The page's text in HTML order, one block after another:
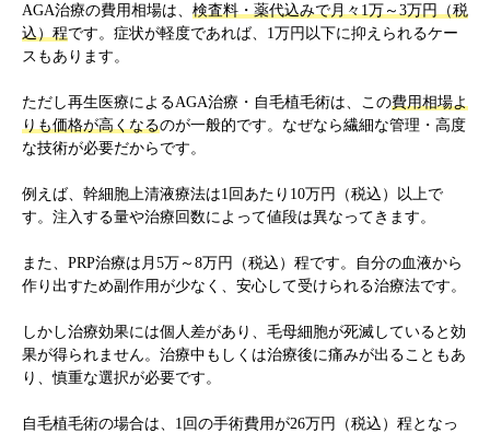
AGA治療の費用相場は、 検査料・薬代込みで月々1万～3万円（税
込）程です。症状が軽度であれば、1万円以下に抑えられるケー
スもあります。
ただし再生医療によるAGA治療・自毛植毛術は、この費用相場よ
りも価格が高くなるのが一般的です。なぜなら繊細な管理・高度
な技術が必要だからです。
例えば、幹細胞上清液療法は1回あたり10万円（税込）以上で
す。注入する量や治療回数によって値段は異なってきます。
また、PRP治療は月5万～8万円（税込）程です。自分の血液から
作り出すため副作用が少なく、安心して受けられる治療法です。
しかし治療効果には個人差があり、毛母細胞が死滅していると効
果が得られません。治療中もしくは治療後に痛みが出ることもあ
り、慎重な選択が必要です。
自毛植毛術の場合は、1回の手術費用が26万円（税込）程となっ